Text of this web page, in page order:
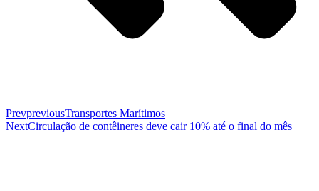
PrevpreviousTransportes Marítimos
NextCirculação de contêineres deve cair 10% até o final do mês